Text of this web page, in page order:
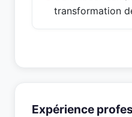
transformation
Expérience